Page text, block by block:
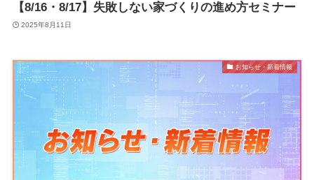
【8/16・8/17】失敗しない家づくりの進め方セミナー
2025年8月11日
お知らせ・新着情報